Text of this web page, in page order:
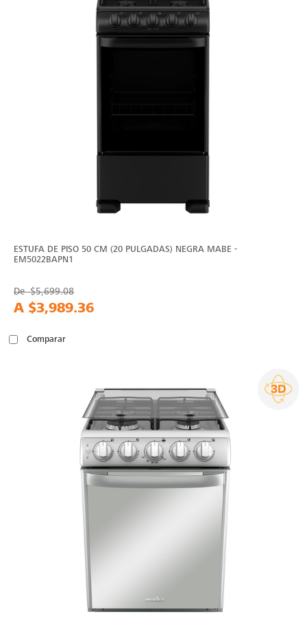
ESTUFA DE PISO 50 CM (20 PULGADAS) NEGRA MABE -
EM5022BAPN1
De$5,699.08
A $3,989.36
Comparar